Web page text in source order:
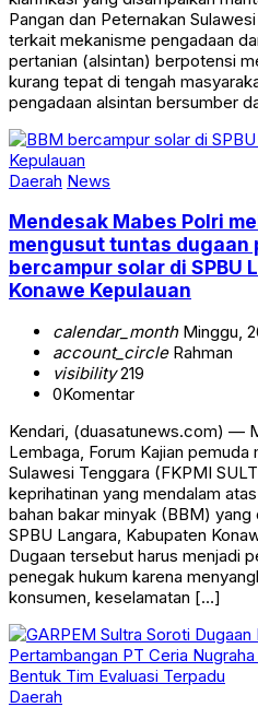
Pangan dan Peternakan
terkait mekanisme pengadaan
pertanian (alsintan) berpotensi
kurang tepat di tengah
pengadaan alsintan bersumber
Daerah News
Mendesak Mabes Polri
mengusut tuntas dugaan
bercampur solar di SPBU
Konawe Kepulauan
calendar_monthMinggu,
account_circleRahman
visibility219
0Komentar
Kendari, (duasatunews.com) —
Lembaga, Forum Kajian pemuda
Sulawesi Tenggara (FKPMI
keprihatinan yang mendalam
bahan bakar minyak (BBM)
SPBU Langara, Kabupaten
Dugaan tersebut harus menjadi
penegak hukum karena
konsumen, keselamatan […]
Daerah